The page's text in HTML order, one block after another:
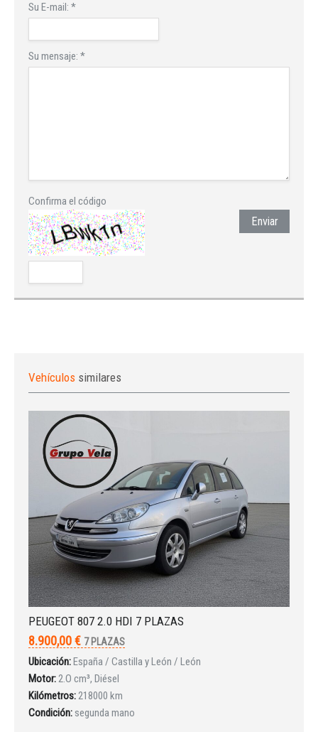
Su E-mail: *
Su mensaje: *
Confirma el código
Enviar
Vehículos similares
PEUGEOT 807 2.0 HDI 7 PLAZAS
8.900,00 € 7 PLAZAS
Ubicación:España / Castilla y León / León
Motor:2.O cm³, Diésel
Kilómetros:218000 km
Condición: segunda mano